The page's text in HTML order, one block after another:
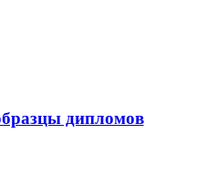
дипломов